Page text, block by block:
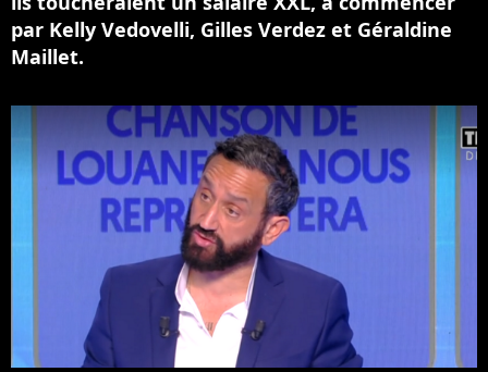
par Kelly Vedovelli, Gilles Verdez et Géraldine
Maillet.